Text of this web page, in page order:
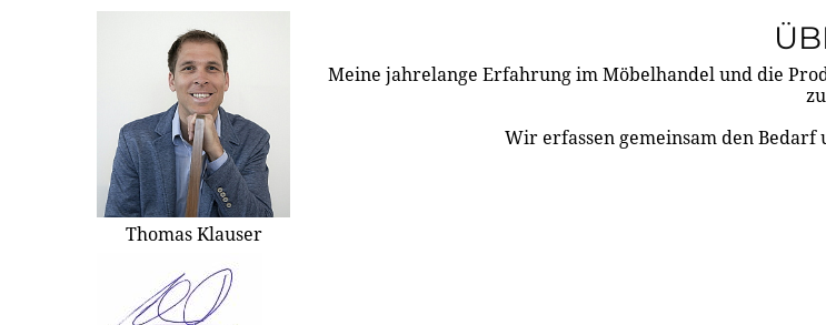
Thomas Klauser
Meine jahrelange Erfahrung im Möbelhandel und die
Wir erfassen gemeinsam den